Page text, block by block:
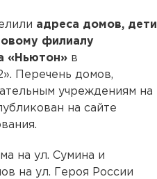
адреса домов, дети
филиалу
«Ньютон» в
Перечень домов,
учреждениям на
на сайте
на ул. Сумина и
на ул. Героя России